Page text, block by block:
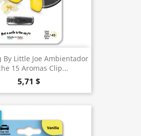
By Little Joe Ambientador
15 Aromas Clip...
5,71 $